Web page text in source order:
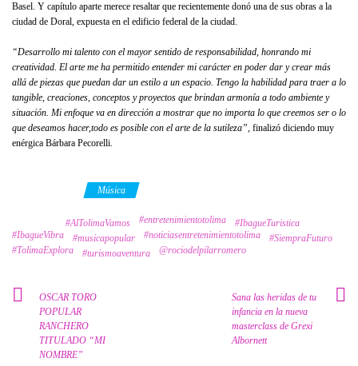
Basel. Y capítulo aparte merece resaltar que recientemente donó una de sus obras a la
ciudad de Doral, expuesta en el edificio federal de la ciudad.
“Desarrollo mi talento con el mayor sentido de responsabilidad, honrando mi
creatividad. El arte me ha permitido entender mi carácter en poder dar y crear más
allá de piezas que puedan dar un estilo a un espacio. Tengo la habilidad para traer a lo
tangible, creaciones, conceptos y proyectos que brindan armonía a todo ambiente y
situación. Mi enfoque va en dirección a mostrar que no importa lo que creemos ser o lo
que deseamos hacer,todo es posible con el arte de la sutileza”, finalizó diciendo muy
enérgica Bárbara Pecorelli.
Música
#AlTolimaVamos #entretenimientotolima
#IbagueTuristica
#IbagueVibra
#musicapopular #noticiasentretenimientotolima
#SiempraFuturo
#TolimaExplora
#turismoaventura @rociodelpilarromero
OSCAR TORO
POPULAR
RANCHERO
TITULADO “MI
NOMBRE”
Sana las heridas de tu
infancia en la nueva
masterclass de Grexi
Albornett